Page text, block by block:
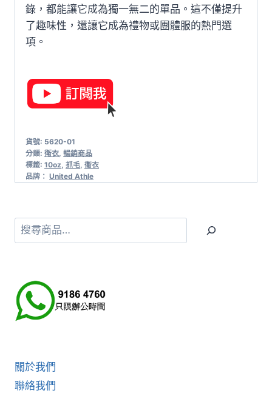
錄，都能讓它成為獨一無二的單品。這不僅提升
了趣味性，還讓它成為禮物或團體服的熱門選
項。
貨號: 5620-01
分類: 衛衣 暢銷商品
標籤: 10oz 抓毛 衞衣
品牌： United Athle
搜
尋
關於我們
聯絡我們